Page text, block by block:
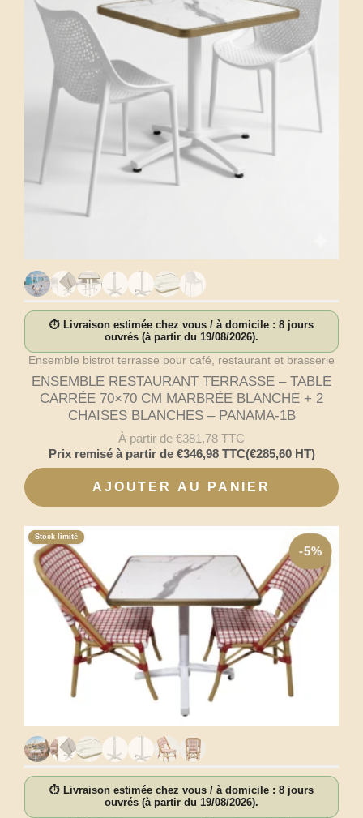
⏱ Livraison estimée chez vous / à domicile : 8 jours
ouvrés (à partir du 19/08/2026).
Ensemble bistrot terrasse pour café, restaurant et brasserie
ENSEMBLE RESTAURANT TERRASSE – TABLE
CARRÉE 70×70 CM MARBRÉE BLANCHE + 2
CHAISES BLANCHES – PANAMA-1B
À partir de€381,78TTC
Prix remisé à partir de €346,98TTC(€285,60HT)
AJOUTER AU PANIER
-5%
⏱ Livraison estimée chez vous / à domicile : 8 jours
ouvrés (à partir du 19/08/2026).
Stock limité